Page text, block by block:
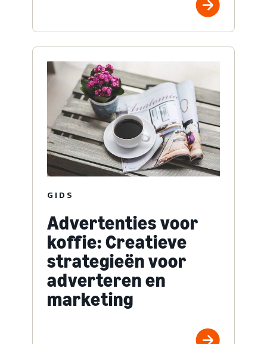
GIDS
Advertenties voor
koffie: Creatieve
strategieën voor
adverteren en
marketing